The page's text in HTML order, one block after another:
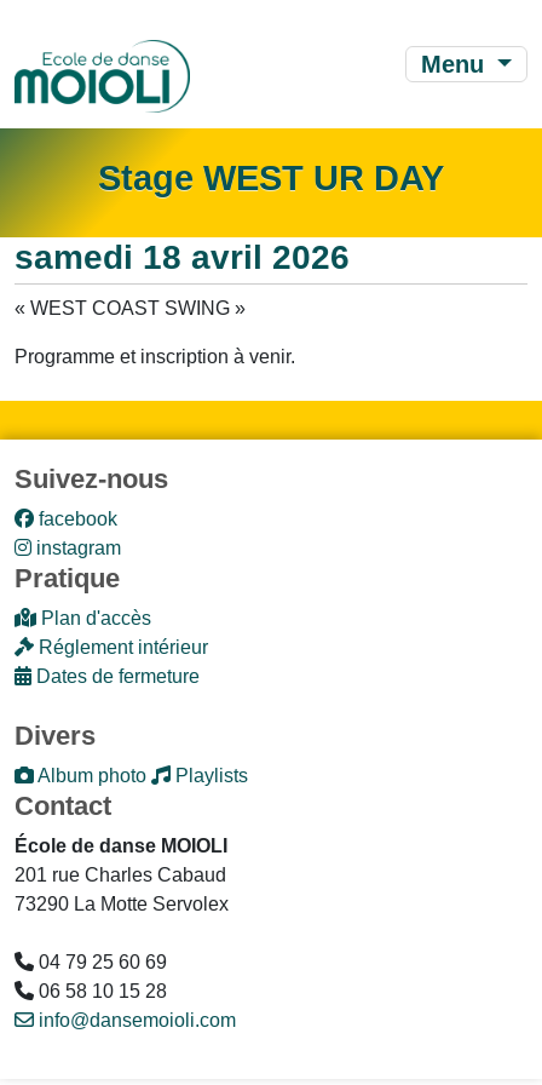
Menu
Stage WEST UR DAY
samedi 18 avril 2026
« WEST COAST SWING »
Programme et inscription à venir.
Suivez-nous
facebook
instagram
Pratique
Plan d'accès
Réglement intérieur
Dates de fermeture
Divers
Album photo Playlists
Contact
École de danse MOIOLI
201 rue Charles Cabaud
73290 La Motte Servolex
04 79 25 60 69
06 58 10 15 28
info@dansemoioli.com